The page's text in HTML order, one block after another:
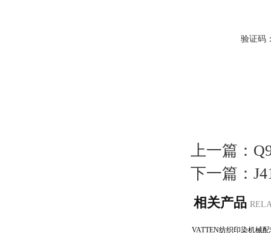
验证码
上一篇：
下一篇：
相关产品